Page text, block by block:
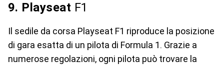
9. Playseat F1
Il sedile da corsa Playseat F1 riproduce la posizione
di gara esatta di un pilota di Formula 1. Grazie a
numerose regolazioni, ogni pilota può trovare la